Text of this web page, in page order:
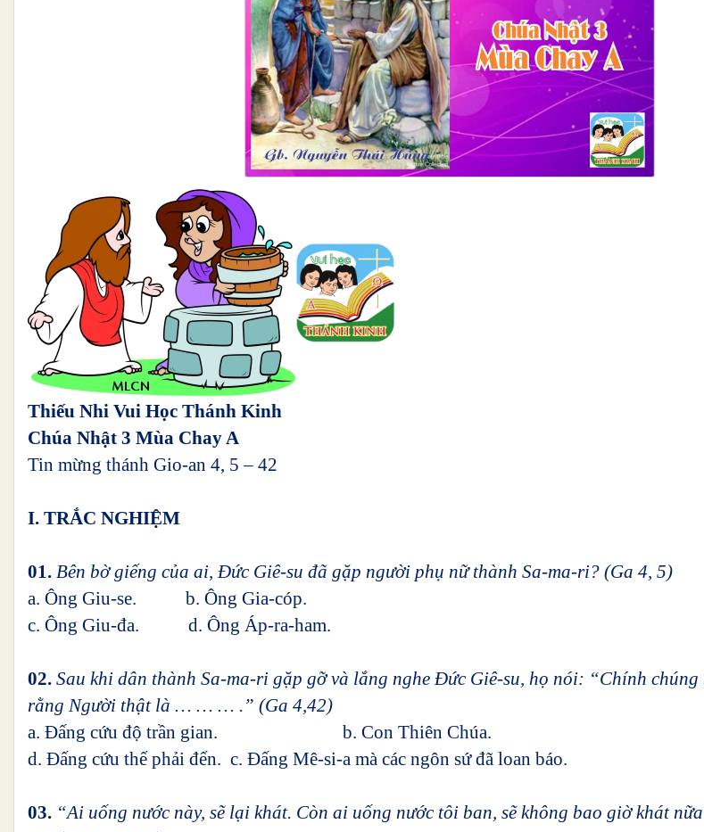
Thiếu Nhi Vui Học Thánh Kinh
Chúa Nhật 3 Mùa Chay A
Tin mừng thánh Gio-an 4, 5 – 42
I. TRẮC NGHIỆM
01. Bên bờ giếng của ai, Đức Giê-su đã gặp người phụ nữ thành Sa-ma-ri? (Ga 4, 5)
a. Ông Giu-se. b. Ông Gia-cóp.
c. Ông Giu-đa. d. Ông Áp-ra-ham.
02. Sau khi dân thành Sa-ma-ri gặp gỡ và lắng nghe Đức Giê-su, họ nói: “Chính
rằng Người thật là … … … .” (Ga 4,42)
a. Đấng cứu độ trần gian. b. Con Thiên Chúa.
d. Đấng cứu thế phải đến. c. Đấng Mê-si-a mà các ngôn sứ đã loan báo.
03. “Ai uống nước này, sẽ lại khát. Còn ai uống nước tôi ban, sẽ không bao giờ khát